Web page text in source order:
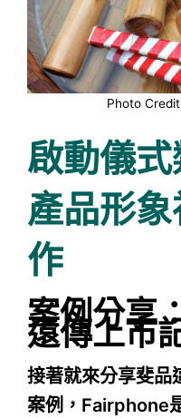
Photo Credit
啟動儀式
產品形
作
案例分享
遠傳上市
接著就來分享斐品
案例，Fairphone